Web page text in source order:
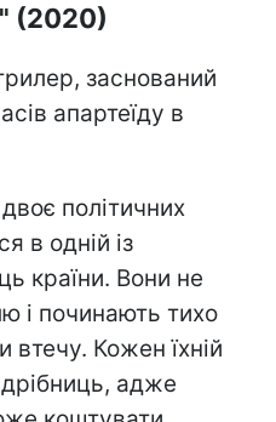
(2020)
заснований
апартеїду в
політичних
в одній із
країни. Вони не
і починають тихо
втечу. Кожен їхній
адже